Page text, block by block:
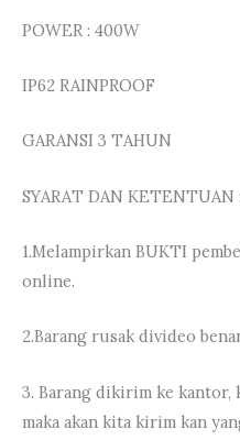
POWER : 400W
IP62 RAINPROOF
GARANSI 3 TAHUN
SYARAT DAN KETENTUAN :
1.Melampirkan BUKTI
online.
2.Barang rusak divideo
3. Barang dikirim ke kantor,
maka akan kita kirim kan